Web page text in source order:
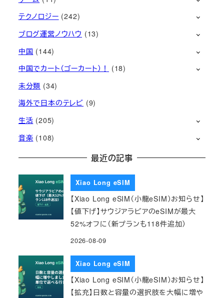
テクノロジー (242)
ブログ運営ノウハウ (13)
中国 (144)
中国でカート（ゴーカート）！
(18)
未分類 (34)
海外で日本のテレビ (9)
生活 (205)
音楽 (108)
最近の記事
Xiao Long eSIM
【Xiao Long eSIM（小龍eSIM）お知らせ】
【値下げ】サウジアラビアのeSIMが最大
52%オフに（新プランも118件追加）
2026-08-09
Xiao Long eSIM
【Xiao Long eSIM（小龍eSIM）お知らせ】
【拡充】日数と容量の選択肢を大幅に増や